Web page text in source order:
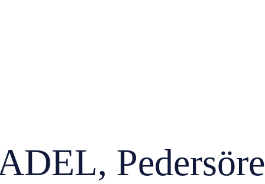
Pedersöre